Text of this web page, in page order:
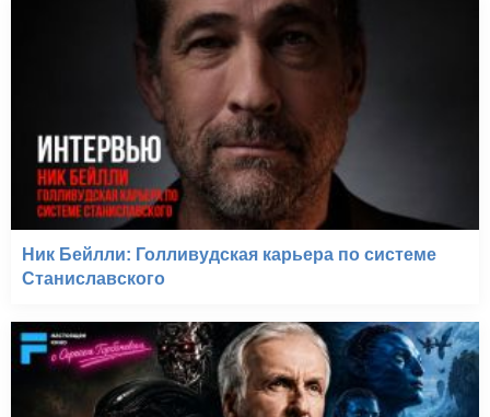
Ник Бейлли: Голливудская карьера по системе
Станиславского